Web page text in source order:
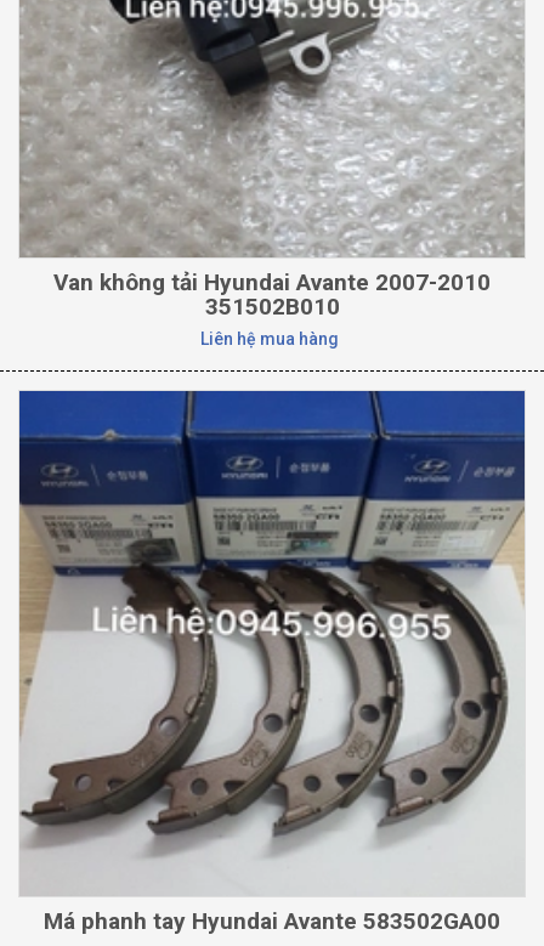
Van không tải Hyundai Avante 2007-2010
351502B010
Liên hệ mua hàng
Má phanh tay Hyundai Avante 583502GA00